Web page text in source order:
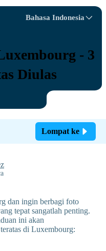
Bahasa Indonesia
- 3
Diulas
Lompat ke
dan ingin berbagi foto
tepat sangatlah penting.
ini akan
di Luxembourg: